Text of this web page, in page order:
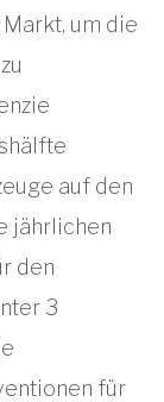
um die
auf den
jährlichen
den
3
für